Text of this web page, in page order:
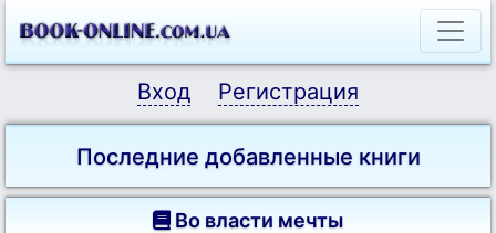
Вход Регистрация
Последние добавленные книги
Во власти мечты